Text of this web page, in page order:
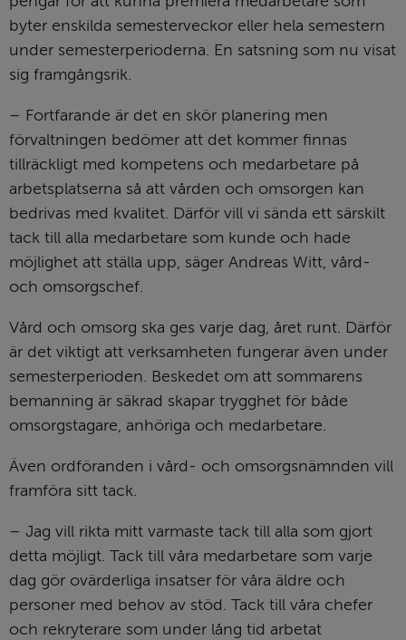
byter enskilda semesterveckor eller hela semestern
under semesterperioderna. En satsning som nu visat
sig framgångsrik.
– Fortfarande är det en skör planering men
förvaltningen bedömer att det kommer finnas
tillräckligt med kompetens och medarbetare på
arbetsplatserna så att vården och omsorgen kan
bedrivas med kvalitet. Därför vill vi sända ett särskilt
tack till alla medarbetare som kunde och hade
möjlighet att ställa upp, säger Andreas Witt, vård-
och omsorgschef.
Vård och omsorg ska ges varje dag, året runt. Därför
är det viktigt att verksamheten fungerar även under
semesterperioden. Beskedet om att sommarens
bemanning är säkrad skapar trygghet för både
omsorgstagare, anhöriga och medarbetare.
Även ordföranden i vård- och omsorgsnämnden vill
framföra sitt tack.
– Jag vill rikta mitt varmaste tack till alla som gjort
detta möjligt. Tack till våra medarbetare som varje
dag gör ovärderliga insatser för våra äldre och
personer med behov av stöd. Tack till våra chefer
och rekryterare som under lång tid arbetat